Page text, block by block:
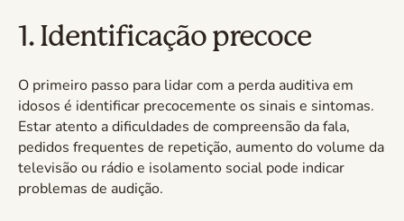
1. Identificação precoce
O primeiro passo para lidar com a perda auditiva em
idosos é identificar precocemente os sinais e sintomas.
Estar atento a dificuldades de compreensão da fala,
pedidos frequentes de repetição, aumento do volume da
televisão ou rádio e isolamento social pode indicar
problemas de audição.